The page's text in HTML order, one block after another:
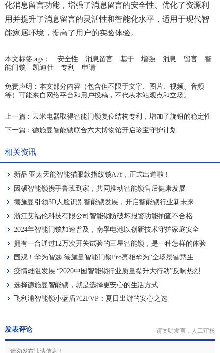
化消息留言功能，增强了消息留言的安全性、优化了资源利
用并提升了消息留言的灵活性和智能化水平，适用于现代智
能家居环境，提高了用户的实验体验。
本文标签tags： 安全性 消息留言 基于 增强 消息 留言
智
能门锁
凯迪仕 专利 申请
免责声明：本文部分内容（包含但不限于文字、图片、视频、音频
等）可能来自网络平台和用户投稿，不代表本站观点和立场。
上一篇： 云米电器取得智能门锁复位结构专利，增加了旋钮的稳定性
下一篇： 德施曼智能锁联合六大博物馆开启珍宝守护计划
相关资讯
新品|亚太天能智能猫眼款指纹锁A7f，正式出道啦！
因硕智能锁携手鲁班到家，共同推动智能锁售后健康发展
德施曼引领3D人脸识别智能锁发展，开启智能锁行业新未来
浙江艾福伦科技有限公司智能锁防破坏报警功能抽查不合格
2024年智能门锁加速普及，南孚电池以创新技术守护家庭安全
拥有一台通过12万次开关试验的三星智能锁，是一种怎样的体验
围观！华为智选 德施曼智能门锁Pro亮相华为“全场景智慧生
活”新品发布会
疫情难阻发展 “2020中国智能锁行业质量提升大行动”反响热烈
选择德施曼智能锁，就是选择更安心的生活方式
飞利浦智能锁小蓝盾702FVP：夏日出游的安心之选
发表评论 请文明发言，人工审核